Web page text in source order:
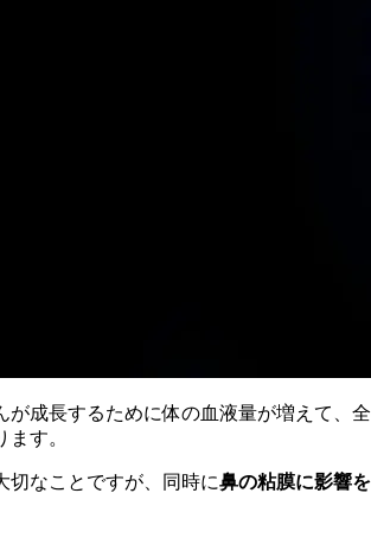
が成長するために体の血液量が増えて、全
す。
切なことですが、同時に鼻の粘膜に影響を